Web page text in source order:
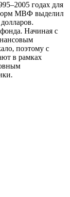
годах для
МВФ выделил
Начиная с
поэтому с
в рамках